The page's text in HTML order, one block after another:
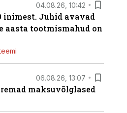
04.08.26, 10:42
inimest. Juhid avavad
aasta tootmismahud on
06.08.26, 13:07
maksuvõlglased